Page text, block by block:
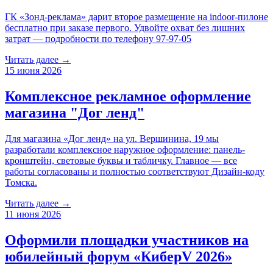
ГК «Зонд-реклама» дарит второе размещение на indoor-пилоне
бесплатно при заказе первого. Удвойте охват без лишних
затрат — подробности по телефону 97-97-05
Читать далее →
15 июня 2026
Комплексное рекламное оформление
магазина "Дог ленд"
Для магазина «Дог ленд» на ул. Вершинина, 19 мы
разработали комплексное наружное оформление: панель-
кронштейн, световые буквы и табличку. Главное — все
работы согласованы и полностью соответствуют Дизайн-коду
Томска.
Читать далее →
11 июня 2026
Оформили площадки участников на
юбилейный форум «КиберV 2026»